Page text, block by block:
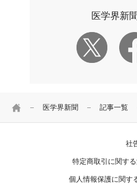
HOME 医学界新聞 記事一覧
医学界新
社
特定商取引に関す
個人情報保護に関す